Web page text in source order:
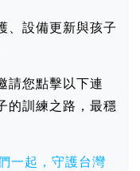
、設備更新與孩子
請您點擊以下連
的訓練之路，最穩
一起，守護台灣